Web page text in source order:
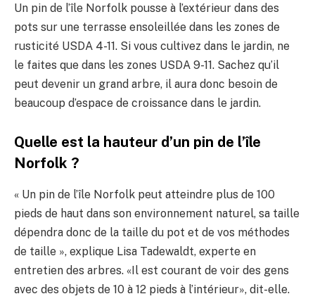
Un pin de l’île Norfolk pousse à l’extérieur dans des
pots sur une terrasse ensoleillée dans les zones de
rusticité USDA 4-11. Si vous cultivez dans le jardin, ne
le faites que dans les zones USDA 9-11. Sachez qu’il
peut devenir un grand arbre, il aura donc besoin de
beaucoup d’espace de croissance dans le jardin.
Quelle est la hauteur d’un pin de l’île
Norfolk ?
« Un pin de l’île Norfolk peut atteindre plus de 100
pieds de haut dans son environnement naturel, sa taille
dépendra donc de la taille du pot et de vos méthodes
de taille », explique Lisa Tadewaldt, experte en
entretien des arbres. «Il est courant de voir des gens
avec des objets de 10 à 12 pieds à l’intérieur», dit-elle.